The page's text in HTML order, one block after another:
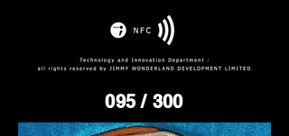
095 / 300